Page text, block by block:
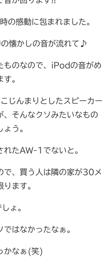
の感動に包まれました。
懐かしの音が流れて♪
ものなので、iPodの音がめ
。
じんまりとしたスピーカー
そんなクソみたいなもの
う。
れたAW-1でないと。
で、買う人は隣の家が30メ
ます。
ょ。
ではなかったなぁ。
かなぁ(笑)